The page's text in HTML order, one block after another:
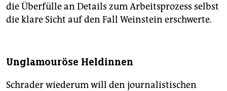
die Überfülle an Details zum Arbeitsprozess selbst
die klare Sicht auf den Fall Weinstein erschwerte.
Unglamouröse Heldinnen
Schrader wiederum will den journalistischen